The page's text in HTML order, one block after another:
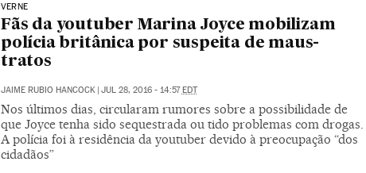
VERNE
Fãs da youtuber Marina Joyce mobilizam
polícia britânica por suspeita de maus-
tratos
JAIME RUBIO HANCOCK | JUL 28, 2016 - 14:57EDT
Nos últimos dias, circularam rumores sobre a possibilidade de
que Joyce tenha sido sequestrada ou tido problemas com drogas.
A polícia foi à residência da youtuber devido à preocupação “dos
cidadãos”